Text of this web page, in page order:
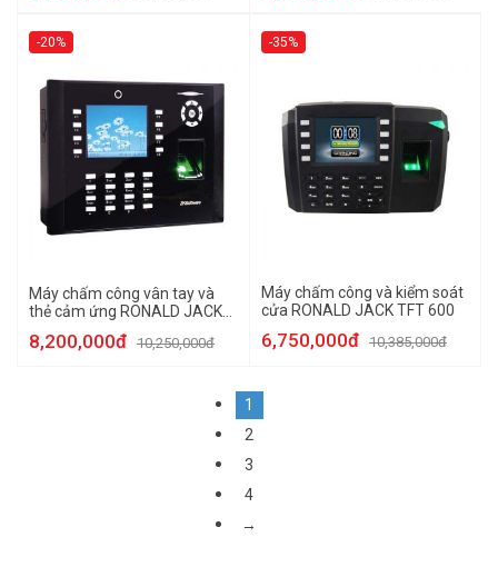
-20%
Máy chấm công vân tay và
thẻ cảm ứng RONALD JACK
8,200,000đ 10,250,000đ
-35%
Máy chấm công và kiểm soát
cửa RONALD JACK TFT 600
6,750,000đ 10,385,000đ
1
2
3
4
→